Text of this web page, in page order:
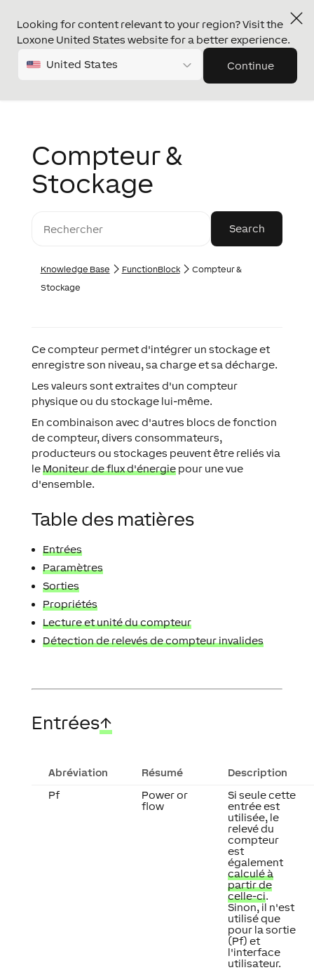
Looking for content relevant to your region? Visit the
Loxone United States website for a better experience.
United States Continue
Compteur &
Stockage
Knowledge Base FunctionBlock
Compteur &
Stockage
Ce compteur permet d'intégrer un stockage et
enregistre son niveau, sa charge et sa décharge.
Les valeurs sont extraites d'un compteur
physique ou du stockage lui-même.
En combinaison avec d'autres blocs de fonction
de compteur, divers consommateurs,
producteurs ou stockages peuvent être reliés via
leMoniteur de flux d'énergiepour une vue
d'ensemble.
Table des matières
Entrées
Paramètres
Sorties
Propriétés
Lecture et unité du compteur
Détection de relevés de compteur invalides
Entrées↑
Abréviation Résumé
Description
Pf
Power or
flow
Si seule cette
entrée est
utilisée, le
relevé du
compteur
est
également
calculé à
partir de
celle-ci.
Sinon, il n'est
utilisé que
pour la sortie
(Pf) et
l'interface
utilisateur.